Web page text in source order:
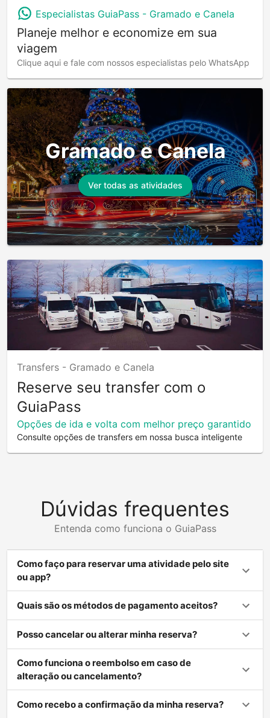
Especialistas GuiaPass - Gramado e Canela
Planeje melhor e economize em sua
viagem
Clique aqui e fale com nossos especialistas pelo WhatsApp
Gramado e Canela
Ver todas as atividades
Transfers - Gramado e Canela
Reserve seu transfer com o
GuiaPass
Opções de ida e volta com melhor preço garantido
Consulte opções de transfers em nossa busca inteligente
Dúvidas frequentes
Entenda como funciona o GuiaPass
Como faço para reservar uma atividade pelo site
ou app?
Quais são os métodos de pagamento aceitos?
Posso cancelar ou alterar minha reserva?
Como funciona o reembolso em caso de
alteração ou cancelamento?
Como recebo a confirmação da minha reserva?